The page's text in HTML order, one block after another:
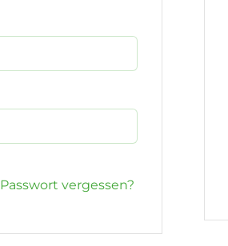
Passwort vergessen?